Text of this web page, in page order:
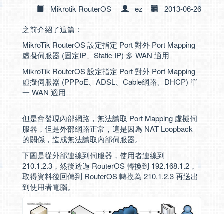
Mikrotik RouterOS ez
2013-06-26
之前介紹了這篇：
MikroTik RouterOS 設定指定 Port 對外 Port Mapping
虛擬伺服器 (固定IP、Static IP) 多 WAN 適用
MikroTik RouterOS 設定指定 Port 對外 Port Mapping
虛擬伺服器 (PPPoE、ADSL、Cable網路、DHCP) 單
一 WAN 適用
但是會發現內部網路，無法讀取 Port Mapping 虛擬伺
服器，但是外部網路正常，這是因為 NAT Loopback
的關係，造成無法讀取內部伺服器。
下圖是從外部連線到伺服器，使用者連線到
210.1.2.3，然後透過 RouterOS 轉換到 192.168.1.2，
取得資料後回傳到 RouterOS 轉換為 210.1.2.3 再送出
到使用者電腦。